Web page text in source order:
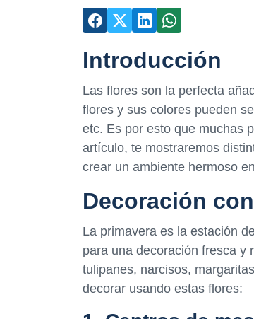
Introducción
Las flores son la perfecta
flores y sus colores pueden
etc. Es por esto que muchas
artículo, te mostraremos
crear un ambiente hermoso
Decoración
La primavera es la estación
para una decoración fresca y
tulipanes, narcisos,
decorar usando estas flores: